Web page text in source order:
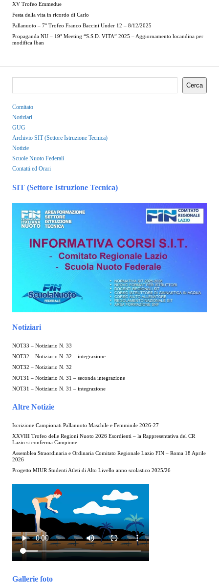
XV Trofeo Emmedue
Festa della vita in ricordo di Carlo
Pallanuoto – 7° Trofeo Franco Baccini Under 12 – 8/12/2025
Propaganda NU – 19° Meeting “S.S.D. VITA” 2025 – Aggiornamento locandina per
modifica Iban
Cerca
Comitato
Notiziari
GUG
Archivio SIT (Settore Istruzione Tecnica)
Notizie
Scuole Nuoto Federali
Contatti ed Orari
SIT (Settore Istruzione Tecnica)
Notiziari
NOT33 – Notiziario N. 33
NOT32 – Notiziario N. 32 – integrazione
NOT32 – Notiziario N. 32
NOT31 – Notiziario N. 31 – seconda integrazione
NOT31 – Notiziario N. 31 – integrazione
Altre Notizie
Iscrizione Campionati Pallanuoto Maschile e Femminile 2026-27
XXVIII Trofeo delle Regioni Nuoto 2026 Esordienti – la Rappresentativa del CR
Lazio si conferma Campione
Assemblea Straordinaria e Ordinaria Comitato Regionale Lazio FIN – Roma 18 Aprile
2026
Progetto MIUR Studenti Atleti di Alto Livello anno scolastico 2025/26
Gallerie foto